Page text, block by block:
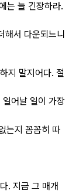
는 늘 긴장하라.
해서 다운되느니
지 말지어다. 절
어날 일이 가장
는지 꼼꼼히 따
. 지금 그 매개